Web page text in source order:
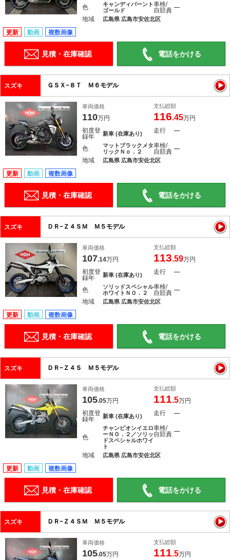
色
キャンディバーント
ゴールド
車検/
自賠責 ―
地域 広島県 広島市安佐北区
更新 動画 複数画像
見積・在庫確認 電話をかける
スズキ ＧＳＸ−８Ｔ Ｍ６モデル
車両価格
110万円
支払総額
116.45万円
初度登
録年
新車 (在庫あり) 走行 ―
色
マットブラックメタ
リックＮｏ．２
車検/
自賠責 ―
地域 広島県 広島市安佐北区
更新 動画 複数画像
見積・在庫確認 電話をかける
スズキ ＤＲ−Ｚ４ＳＭ Ｍ５モデル
車両価格
107.14万円
支払総額
113.59万円
初度登
録年
新車 (在庫あり) 走行 ―
色
ソリッドスペシャル
ホワイトＮＯ．２
車検/
自賠責 ―
地域 広島県 広島市安佐北区
更新 動画 複数画像
見積・在庫確認 電話をかける
スズキ ＤＲ−Ｚ４Ｓ Ｍ５モデル
車両価格
105.05万円
支払総額
111.5万円
初度登
録年
新車 (在庫あり) 走行 ―
色
チャンピオンイエロ
ーＮＯ．２／ソリッ
ドスペシャルホワイ
ト
車検/
自賠責 ―
地域 広島県 広島市安佐北区
更新 動画 複数画像
見積・在庫確認 電話をかける
スズキ ＤＲ−Ｚ４ＳＭ Ｍ５モデル
車両価格
105.05万円
支払総額
111.5万円